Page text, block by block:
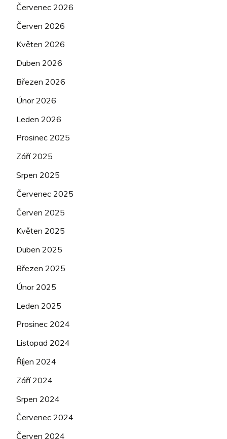
Červenec 2026
Červen 2026
Květen 2026
Duben 2026
Březen 2026
Únor 2026
Leden 2026
Prosinec 2025
Září 2025
Srpen 2025
Červenec 2025
Červen 2025
Květen 2025
Duben 2025
Březen 2025
Únor 2025
Leden 2025
Prosinec 2024
Listopad 2024
Říjen 2024
Září 2024
Srpen 2024
Červenec 2024
Červen 2024